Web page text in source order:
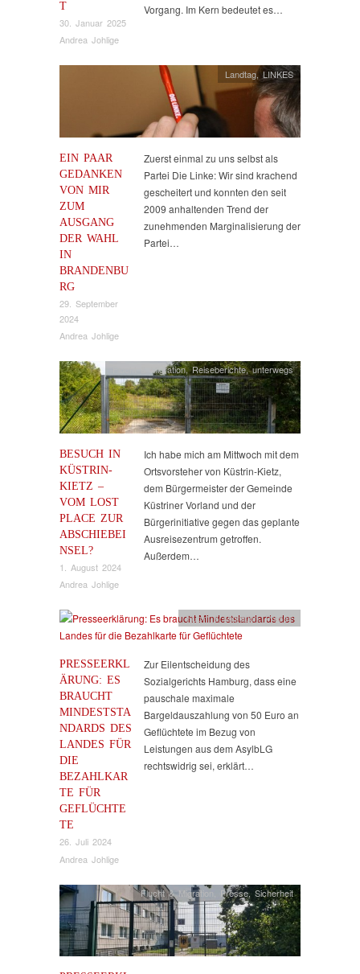
30. Januar 2025
Andrea Johlige
Vorgang. Im Kern bedeutet es…
EIN PAAR
GEDANKEN
VON MIR
ZUM
AUSGANG
DER WAHL
IN
BRANDENBU
RG
29. September
2024
Andrea Johlige
Landtag,LINKES
Zuerst einmal zu uns selbst als
Partei Die Linke: Wir sind krachend
gescheitert und konnten den seit
2009 anhaltenden Trend der
zunehmenden Marginalisierung der
Partei…
BESUCH IN
KÜSTRIN-
KIETZ –
VOM LOST
PLACE ZUR
ABSCHIEBEI
NSEL?
1. August 2024
Andrea Johlige
Flucht & Migration,Reiseberichte,unterwegs
Ich habe mich am Mittwoch mit dem
Ortsvorsteher von Küstrin-Kietz,
dem Bürgermeister der Gemeinde
Küstriner Vorland und der
Bürgerinitiative gegen das geplante
Ausreisezentrum getroffen.
Außerdem…
PRESSEERKL
ÄRUNG: ES
BRAUCHT
MINDESTSTA
NDARDS DES
LANDES FÜR
DIE
BEZAHLKAR
TE FÜR
GEFLÜCHTE
TE
26. Juli 2024
Andrea Johlige
Flucht & Migration,Presse
Zur Eilentscheidung des
Sozialgerichts Hamburg, dass eine
pauschale maximale
Bargeldauszahlung von 50 Euro an
Geflüchtete im Bezug von
Leistungen aus dem AsylbLG
rechtswidrig sei, erklärt…
Flucht & Migration Presse,Sicherheit